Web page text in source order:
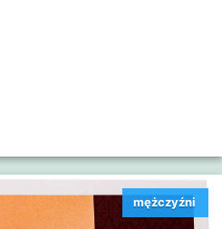
mężczyźni